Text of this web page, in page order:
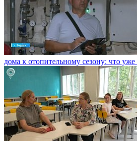
дома к отопительному сезону: что уже